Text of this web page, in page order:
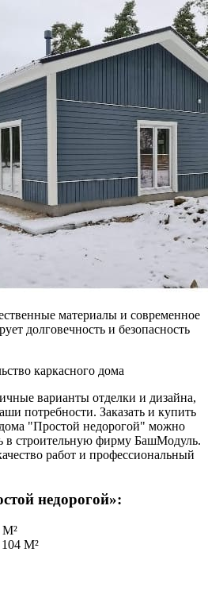
материалы и современное
долговечность и безопасность
варианты отделки и дизайна,
потребности. Заказать и купить
дома "Простой недорогой" можно
в строительную фирму БашМодуль.
работ и профессиональный
недорогой»:
М²